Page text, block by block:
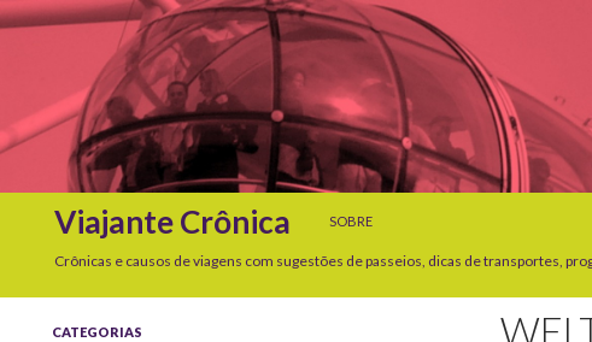
Viajante Crônica
SOBRE
Crônicas e causos de viagens com sugestões de passeios, dicas de transportes,
CATEGORIAS